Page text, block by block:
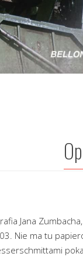
Jana
Nie ma tu